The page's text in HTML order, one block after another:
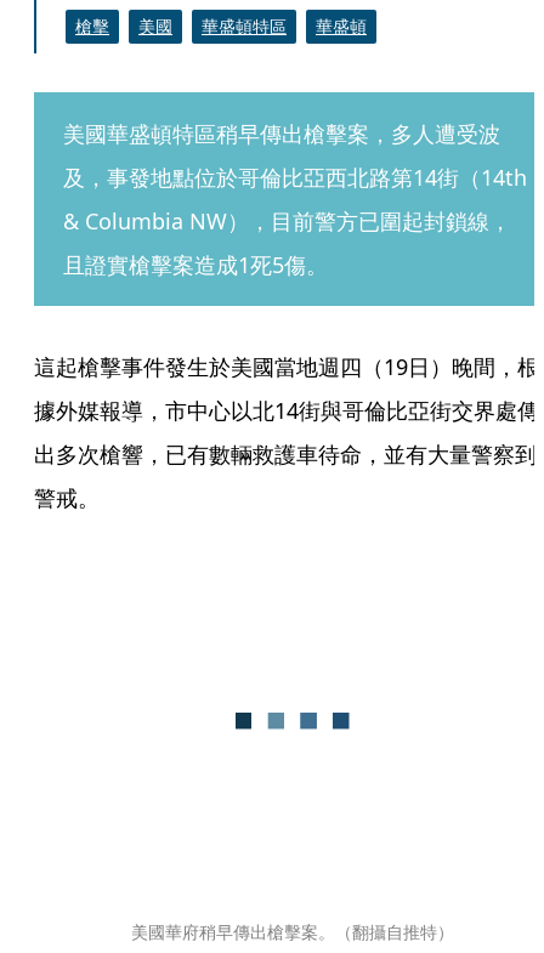
槍擊 美國 華盛頓特區 華盛頓
美國華盛頓特區稍早傳出槍擊案，多人遭受波
及，事發地點位於哥倫比亞西北路第14街（14th
& Columbia NW），目前警方已圍起封鎖線，
且證實槍擊案造成1死5傷。
這起槍擊事件發生於美國當地週四（19日）晚間，根
據外媒報導，市中心以北14街與哥倫比亞街交界處傳
出多次槍響，已有數輛救護車待命，並有大量警察到
警戒。
美國華府稍早傳出槍擊案。（翻攝自推特）